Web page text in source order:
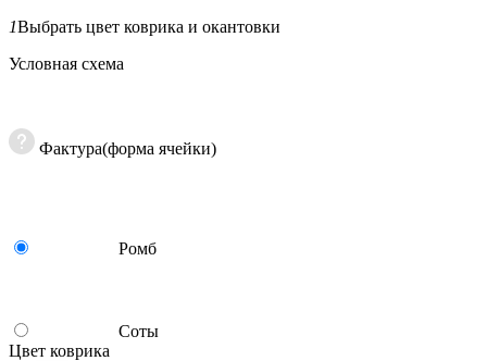
1Выбрать цвет коврика и окантовки
Условная схема
Фактура(форма ячейки)
Ромб
Соты
Цвет коврика